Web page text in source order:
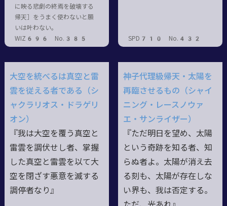
に映る悲劇の終焉を破壊する
帰天］をうまく使わないと願
いは叶わない。
WIZ696 No.385
SPD710 No.432
大空を統べるは真空と雷
雲を従える者である（シ
ャクラリオス・ドラゲリ
オン）
『我は大空を覆う真空と
雷雲を調伏せし者、掌握
した真空と雷雲を以て大
空を閉ざす悪意を滅する
調停者なり』
神子代理級帰天・太陽を
再臨させるもの（シャイ
ニング・レースノウァ
エ・サンライザー）
『ただ明日を望め、太陽
という奇跡を知る者、知
らぬ者よ。太陽が消え去
る刻も、太陽が存在しな
い界も、我は否定する。